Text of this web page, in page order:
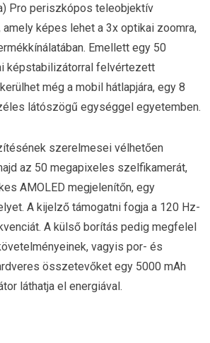
Pro periszkópos teleobjektív
amely képes lehet a 3x optikai zoomra,
Emellett egy 50
képstabilizátorral felvértezett
még a mobil hátlapjára, egy 8
látószögű egységgel egyetemben.
szerelmesei vélhetően
az 50 megapixeles szelfikamerát,
AMOLED megjelenítőn, egy
A kijelző támogatni fogja a 120 Hz-
A külső borítás pedig megfelel
vagyis por- és
összetevőket egy 5000 mAh
láthatja el energiával.